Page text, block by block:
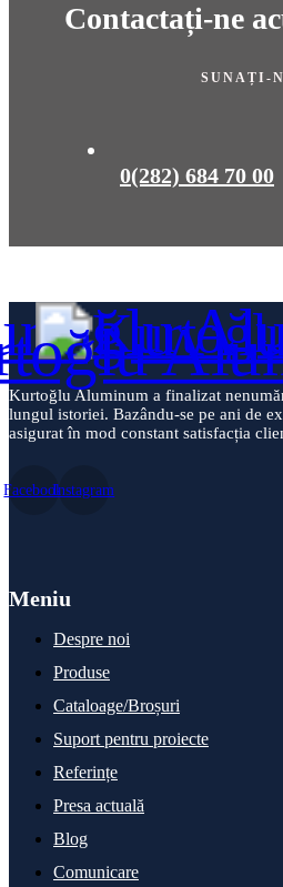
Contactați-ne
SUNAȚI-
0(282) 684 70 00
Kurtoğlu Aluminum a finalizat
lungul istoriei. Bazându-se pe ani de
asigurat în mod constant satisfacția
FacebookInstagram
Meniu
Despre noi
Produse
Cataloage/Broșuri
Suport pentru proiecte
Referințe
Presa actuală
Blog
Comunicare